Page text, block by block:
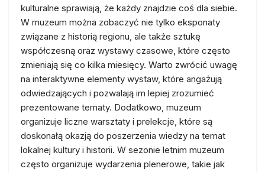
kulturalne sprawiają, że każdy znajdzie coś dla siebie.
W muzeum można zobaczyć nie tylko eksponaty
związane z historią regionu, ale także sztukę
współczesną oraz wystawy czasowe, które często
zmieniają się co kilka miesięcy. Warto zwrócić uwagę
na interaktywne elementy wystaw, które angażują
odwiedzających i pozwalają im lepiej zrozumieć
prezentowane tematy. Dodatkowo, muzeum
organizuje liczne warsztaty i prelekcje, które są
doskonałą okazją do poszerzenia wiedzy na temat
lokalnej kultury i historii. W sezonie letnim muzeum
często organizuje wydarzenia plenerowe, takie jak